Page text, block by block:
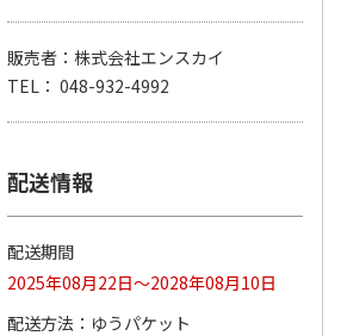
ポムポムプリン30th
ション
リラックマ／クリア
販売者：株式会社エンスカイ
TEL： 048-932-4992
配送情報
配送期間
2025年08月22日～2028年08月10日
配送方法
ゆうパケット